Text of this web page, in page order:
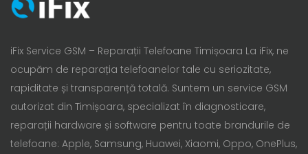
iFix Service GSM – Reparații Telefoane Timișoara La iFix, ne
ocupăm de reparația telefoanelor tale cu seriozitate,
rapiditate și transparență totală. Suntem un service GSM
autorizat din Timișoara, specializat în diagnosticare,
reparații hardware și software pentru toate brandurile de
telefoane: Apple, Samsung, Huawei, Xiaomi, Oppo, OnePlus,